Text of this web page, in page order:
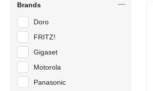
Brands
Doro
FRITZ!
Gigaset
Motorola
Panasonic